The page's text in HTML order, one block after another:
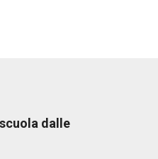
dalle